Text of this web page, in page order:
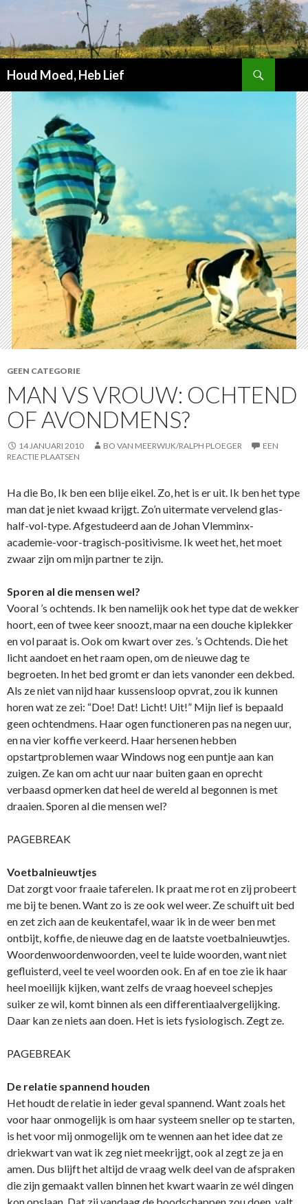
Houd Moed, Heb Lief
NAAR
INHOUD
GEEN CATEGORIE
MAN VS VROUW: OCHTEND
OF AVONDMENS?
14 JANUARI 2010 BO VAN MEERWIJK/RALPH PLOEGER
EEN
REACTIE PLAATSEN
Ha die Bo, Ik ben een blije eikel. Zo, het is er uit. Ik ben het type
man dat je niet kwaad krijgt. Zo’n uitermate vervelend glas-
half-vol-type. Afgestudeerd aan de Johan Vlemminx-
academie-voor-tragisch-positivisme. Ik weet het, het moet
zwaar zijn om mijn partner te zijn.
Sporen al die mensen wel?
Vooral ’s ochtends. Ik ben namelijk ook het type dat de wekker
hoort, een of twee keer snoozt, maar na een douche kiplekker
en vol paraat is. Ook om kwart over zes. ’s Ochtends. Die het
licht aandoet en het raam open, om de nieuwe dag te
begroeten. In het bed gromt er dan iets vanonder een dekbed.
Als ze niet van nijd haar kussensloop opvrat, zou ik kunnen
horen wat ze zei: “Doe! Dat! Licht! Uit!” Mijn lief is bepaald
geen ochtendmens. Haar ogen functioneren pas na negen uur,
en na vier koffie verkeerd. Haar hersenen hebben
opstartproblemen waar Windows nog een puntje aan kan
zuigen. Ze kan om acht uur naar buiten gaan en oprecht
verbaasd opmerken dat heel de wereld al begonnen is met
draaien. Sporen al die mensen wel?
PAGEBREAK
Voetbalnieuwtjes
Dat zorgt voor fraaie taferelen. Ik praat me rot en zij probeert
me bij te benen. Want zo is ze ook wel weer. Ze schuift uit bed
en zet zich aan de keukentafel, waar ik in de weer ben met
ontbijt, koffie, de nieuwe dag en de laatste voetbalnieuwtjes.
Woordenwoordenwoorden, veel te luide woorden, want niet
gefluisterd, veel te veel woorden ook. En af en toe zie ik haar
heel moeilijk kijken, want zelfs de vraag hoeveel schepjes
suiker ze wil, komt binnen als een differentiaalvergelijking.
Daar kan ze niets aan doen. Het is iets fysiologisch. Zegt ze.
PAGEBREAK
De relatie spannend houden
Het houdt de relatie in ieder geval spannend. Want zoals het
voor haar onmogelijk is om haar systeem sneller op te starten,
is het voor mij onmogelijk om te wennen aan het idee dat ze
driekwart van wat ik zeg niet meekrijgt, ook al zegt ze ja en
amen. Dus blijft het altijd de vraag welk deel van de afspraken
die zijn gemaakt vallen binnen het kwart waarin ze wél dingen